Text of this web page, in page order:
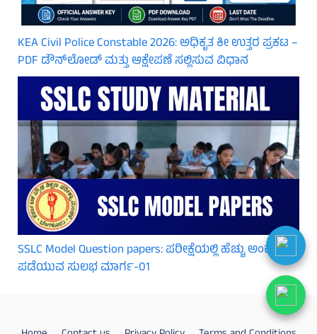
KEA Civil Police Constable 2026: ಅಧಿಕೃತ ಕೀ ಉತ್ತರ ಪ್ರಕಟ –
PDF ಡೌನ್‌ಲೋಡ್ ಮತ್ತು ಆಕ್ಷೇಪಣೆ ಸಲ್ಲಿಸುವ ವಿಧಾನ
SSLC Model Question papers: ಪರೀಕ್ಷೆಯಲ್ಲಿ ಹೆಚ್ಚು ಅಂಕ
ಪಡೆಯುವ ಸುಲಭ ಮಾರ್ಗ-01